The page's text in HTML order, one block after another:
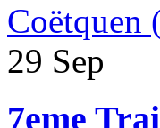
29 Sep
7eme